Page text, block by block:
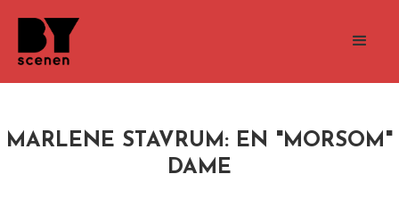
MARLENE STAVRUM: EN "MORSOM"
DAME